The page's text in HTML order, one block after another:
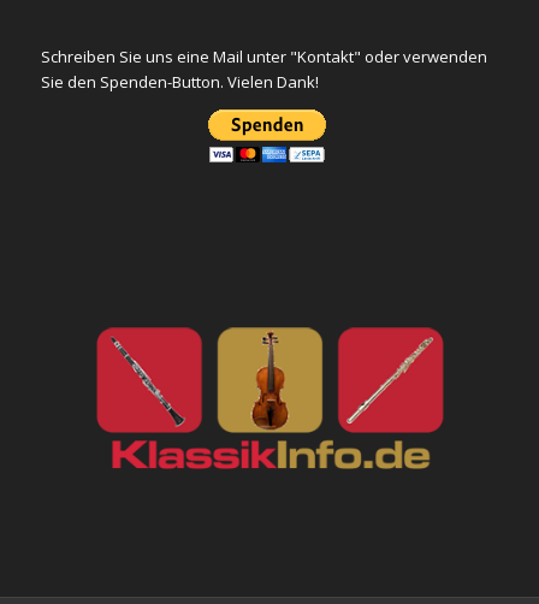
Schreiben Sie uns eine Mail unter "Kontakt" oder verwenden
Sie den Spenden-Button. Vielen Dank!